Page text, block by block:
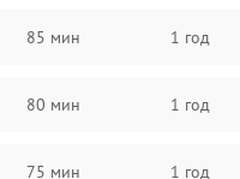
85 мин 1 год
80 мин 1 год
75 мин 1 год